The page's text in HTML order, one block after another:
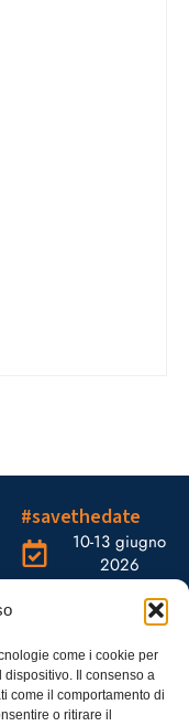
come i cookie per
Il consenso a
come il comportamento di
o ritirare il
#savethedate
10-13 giugno
2026
OGR Torino
Castelfidardo,
22 10128
Torino